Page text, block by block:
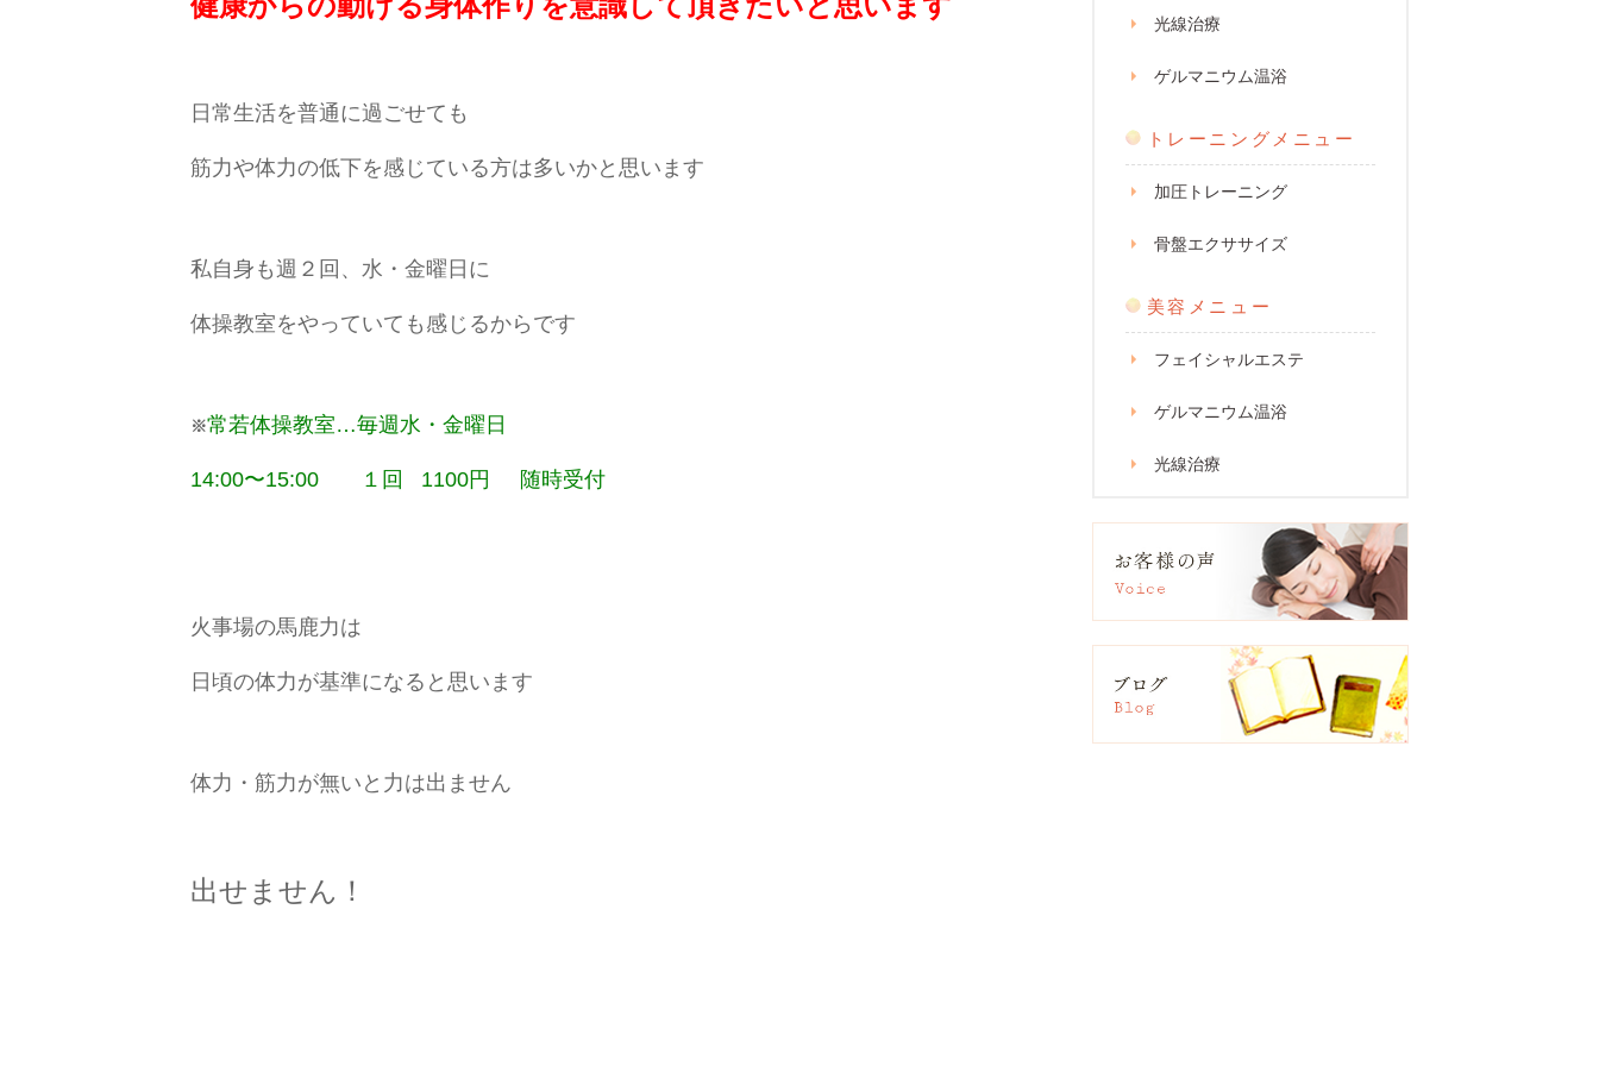
日常生活を普通に過ごせても
筋力や体力の低下を感じている方は多いかと思います
私自身も週２回、水・金曜日に
体操教室をやっていても感じるからです
※常若体操教室…毎週水・金曜日
14:00〜15:00 １回 1100円 随時受付
火事場の馬鹿力は
日頃の体力が基準になると思います
体力・筋力が無いと力は出ません
出せません！
光線治療
ゲルマニウム温浴
トレーニングメニュー
加圧トレーニング
骨盤エクササイズ
美容メニュー
フェイシャルエステ
ゲルマニウム温浴
光線治療